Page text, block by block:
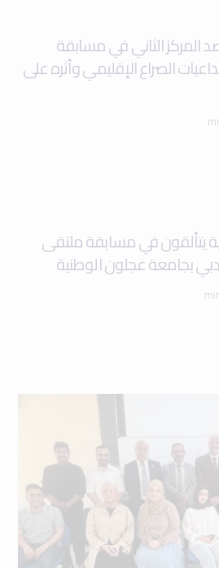
المركز الثاني في مسابقة
الصراع الإقليمي وأثره على
يتألقون في مسابقة ملتقى
بجامعة عجلون الوطنية